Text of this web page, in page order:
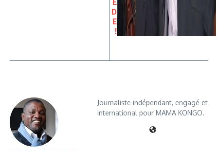
È
D
E
!
Journaliste indépendant, engagé et
international pour MAMA KONGO.